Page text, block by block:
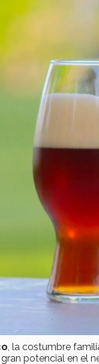
, la costumbre
potencial en el